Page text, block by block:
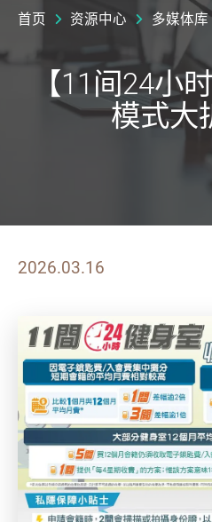
首页 资源中心 多媒体库
【11间24小
模式大
2026.03.16